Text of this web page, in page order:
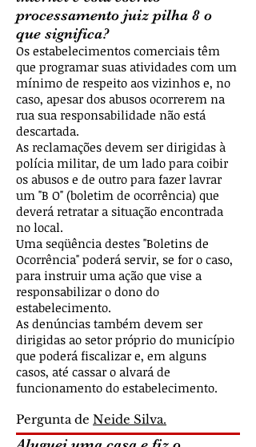
processamento juiz pilha 8 o
que significa?
Os estabelecimentos comerciais têm
que programar suas atividades com um
mínimo de respeito aos vizinhos e, no
caso, apesar dos abusos ocorrerem na
rua sua responsabilidade não está
descartada.
As reclamações devem ser dirigidas à
polícia militar, de um lado para coibir
os abusos e de outro para fazer lavrar
um "B O" (boletim de ocorrência) que
deverá retratar a situação encontrada
no local.
Uma seqüência destes "Boletins de
Ocorrência" poderá servir, se for o caso,
para instruir uma ação que vise a
responsabilizar o dono do
estabelecimento.
As denúncias também devem ser
dirigidas ao setor próprio do município
que poderá fiscalizar e, em alguns
casos, até cassar o alvará de
funcionamento do estabelecimento.
Pergunta de Neide Silva.